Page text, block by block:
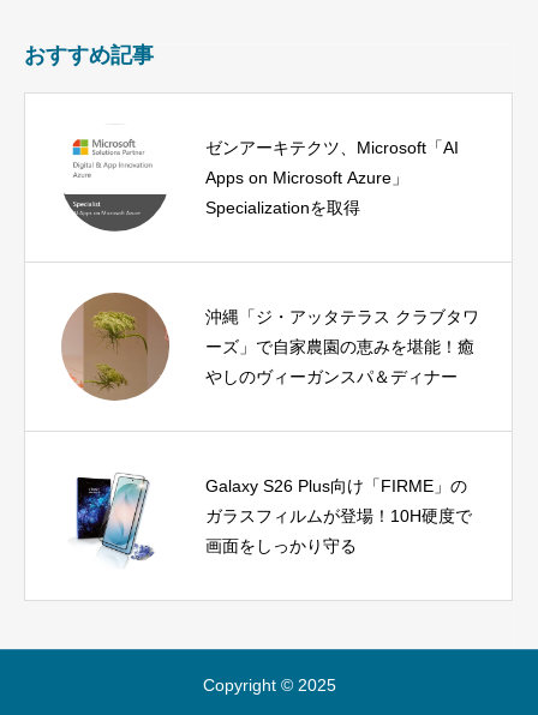
おすすめ記事
ゼンアーキテクツ、Microsoft「AI
Apps on Microsoft Azure」
Specializationを取得
沖縄「ジ・アッタテラス クラブタワ
ーズ」で自家農園の恵みを堪能！癒
やしのヴィーガンスパ＆ディナー
Galaxy S26 Plus向け「FIRME」の
ガラスフィルムが登場！10H硬度で
画面をしっかり守る
Copyright © 2025